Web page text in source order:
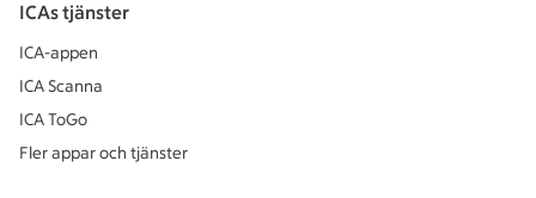
ICAs tjänster
ICA-appen
ICA Scanna
ICA ToGo
Fler appar och tjänster